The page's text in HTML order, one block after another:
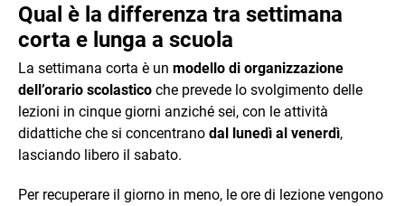
Qual è la differenza tra settimana
corta e lunga a scuola
La settimana corta è un modello di organizzazione
dell’orario scolastico che prevede lo svolgimento delle
lezioni in cinque giorni anziché sei, con le attività
didattiche che si concentrano dal lunedì al venerdì,
lasciando libero il sabato.
Per recuperare il giorno in meno, le ore di lezione vengono